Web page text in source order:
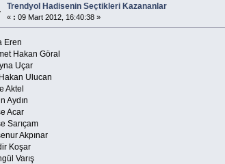
Trendyol Hadisenin Seçtikleri Kazananlar
« : 09 Mart 2012, 16:40:38 »
Eren
Hakan Göral
Uçar
Ulucan
Aktel
Aydın
Acar
Sarıçam
Akpınar
Koşar
Varış